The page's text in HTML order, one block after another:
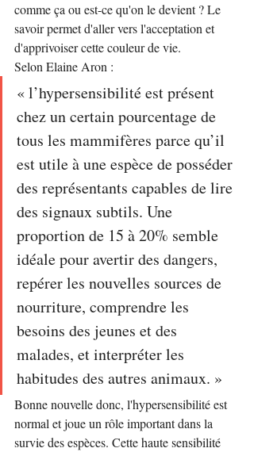
comme ça ou est-ce qu'on le devient ? Le
savoir permet d'aller vers l'acceptation et
d'apprivoiser cette couleur de vie.
Selon Elaine Aron :
« l’hypersensibilité est présent
chez un certain pourcentage de
tous les mammifères parce qu’il
est utile à une espèce de posséder
des représentants capables de lire
des signaux subtils. Une
proportion de 15 à 20% semble
idéale pour avertir des dangers,
repérer les nouvelles sources de
nourriture, comprendre les
besoins des jeunes et des
malades, et interpréter les
habitudes des autres animaux. »
Bonne nouvelle donc, l'hypersensibilité est
normal et joue un rôle important dans la
survie des espèces. Cette haute sensibilité